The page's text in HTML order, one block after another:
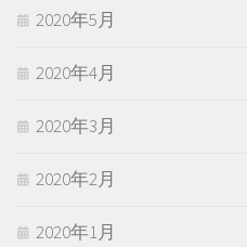
2020年5月
2020年4月
2020年3月
2020年2月
2020年1月